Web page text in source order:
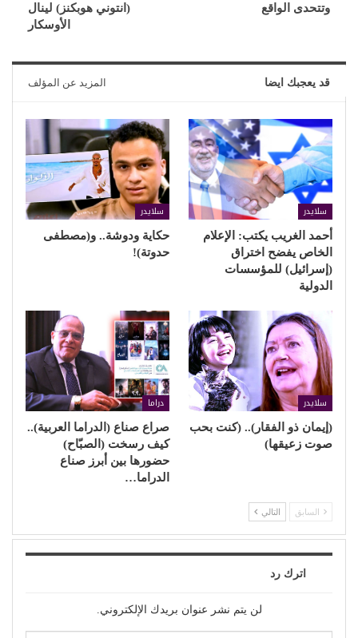
وتتحدى الواقع
(انتوني هوبكنز) لينال
الأوسكار
قد يعجبك ايضا المزيد عن المؤلف
سلايدر
أحمد الغريب يكتب: الإعلام
الخاص يفضح اختراق
(إسرائيل) للمؤسسات
الدولية
سلايدر
حكاية ودوشة.. و(مصطفى
حدوتة)!
سلايدر
(إيمان ذو الفقار).. (كنت بحب
صوت زعيقها)
دراما
صراع صناع (الدراما العربية)..
كيف رسخت (الصبّاح)
حضورها بين أبرز صناع
الدراما…
السابق التالي
اترك رد
لن يتم نشر عنوان بريدك الإلكتروني.